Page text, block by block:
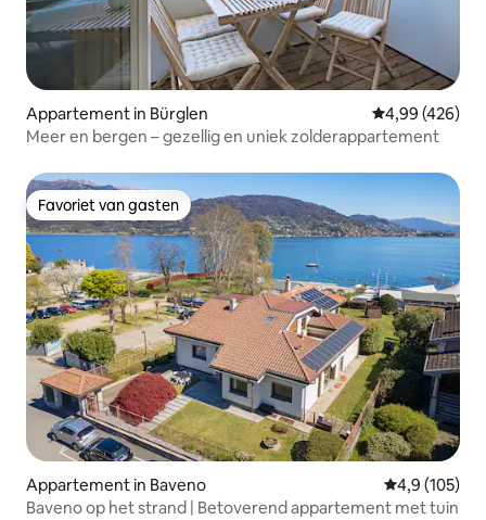
Appartement in Bürglen Gemiddelde
4,99 (426)
Meer en bergen – gezellig en uniek zolderappartement
Favoriet van gasten
Favoriet van gasten
Appartement in Baveno Gemiddelde
4,9 (105)
Baveno op het strand | Betoverend appartement met tuin